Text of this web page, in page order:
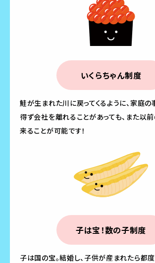
いくらちゃん制度
鮭が生まれた川に戻ってくるように、家庭の
得ず会社を離れることがあっても、また以前
来ることが可能です！
子は宝！数の子制度
子は国の宝。結婚し、子供が産まれたら都